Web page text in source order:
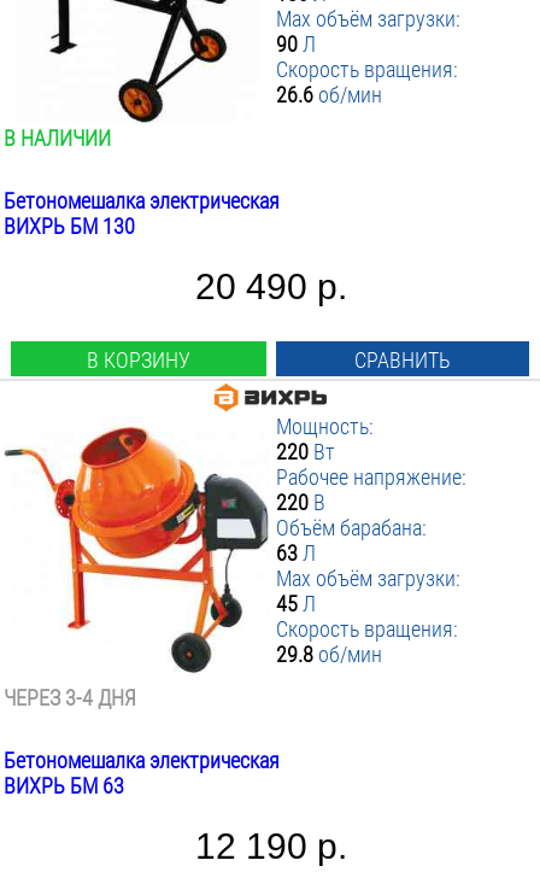
от
до
▼ Рабочее напряжение В
220
▼ Объём барабана Л:
80
120
130
200
230
▼ Max объём загрузки Л
от
▼ Скорость вращения барабана об/мин
Перфорированная Сталь
Чугун
▼ Вес инструмента кг:
Max объём загрузки:
90 Л
Скорость вращения:
26.6 об/мин
В НАЛИЧИИ
Бетономешалка электрическая
ВИХРЬ БМ 130
20 490 р.
В КОРЗИНУ СРАВНИТЬ
Мощность:
220 Вт
Рабочее напряжение:
220 В
Объём барабана:
63 Л
Max объём загрузки:
45 Л
Скорость вращения:
29.8 об/мин
ЧЕРЕЗ 3-4 ДНЯ
Бетономешалка электрическая
ВИХРЬ БМ 63
12 190 р.